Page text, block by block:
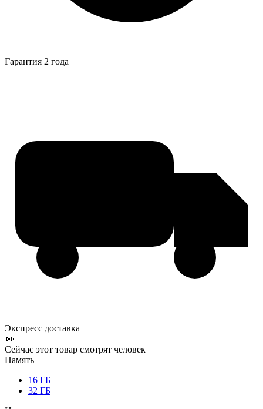
Гарантия 2 года
Экспресс доставка
👀
Сейчас этот товар смотрят человек
Память
16 ГБ
32 ГБ